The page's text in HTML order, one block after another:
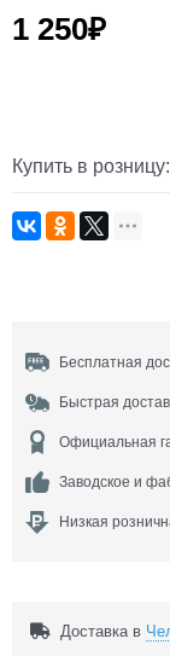
1 250₽
Купить в розницу:
Бесплатная
Быстрая
Официальная
Заводское и
Низкая
Доставка в